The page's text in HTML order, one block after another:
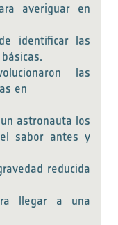
averiguar en
identificar las
las
en
astronauta los
sabor antes y
reducida
llegar a una